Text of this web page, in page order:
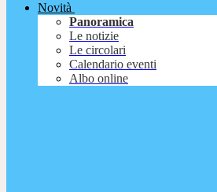
Novità
Panoramica
Le notizie
Le circolari
Calendario eventi
Albo online